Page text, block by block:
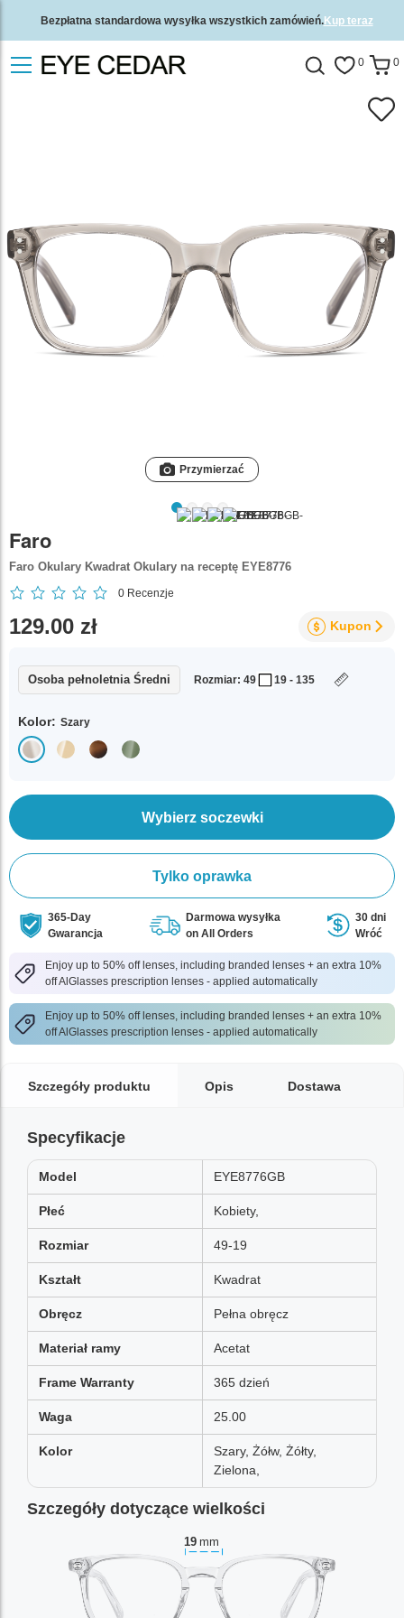
Bezpłatna standardowa wysyłka wszystkich zamówień.Kup teraz
2-letnia gwarancja jakości i 30-dniowa gwarancja zwrotu pieniędzy.
0 0
Przymierzać
Faro
Faro Okulary Kwadrat Okulary na receptę EYE8776
0 Recenzje
129.00 zł Kupon
Osoba pełnoletnia Średni Rozmiar: 49 19 - 135
Kolor: Szary
Wybierz soczewki
Tylko oprawka
365-Day
Gwarancja
Darmowa wysyłka
on All Orders
30 dni
Wróć
Enjoy up to 50% off lenses, including branded lenses + an extra 10%
off AlGlasses prescription lenses - applied automatically
Enjoy up to 50% off lenses, including branded lenses + an extra 10%
off AlGlasses prescription lenses - applied automatically
Szczegóły produktu Opis Dostawa
Specyfikacje
Model EYE8776GB
Płeć Kobiety,
Rozmiar 49-19
Kształt Kwadrat
Obręcz Pełna obręcz
Materiał ramy Acetat
Frame Warranty 365 dzień
Waga 25.00
Kolor
Szary, Żółw, Żółty,
Zielona,
Szczegóły dotyczące wielkości
19 mm